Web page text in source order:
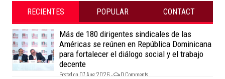
RECIENTES POPULAR CONTACT
Más de 180 dirigentes sindicales de las
Américas se reúnen en República Dominicana
para fortalecer el diálogo social y el trabajo
decente
Posted on 07 Aug 2026 - 0 Comments